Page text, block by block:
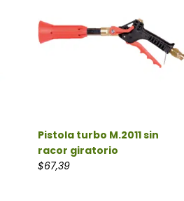
Pistola turbo M.2011 sin
racor giratorio
$67,39